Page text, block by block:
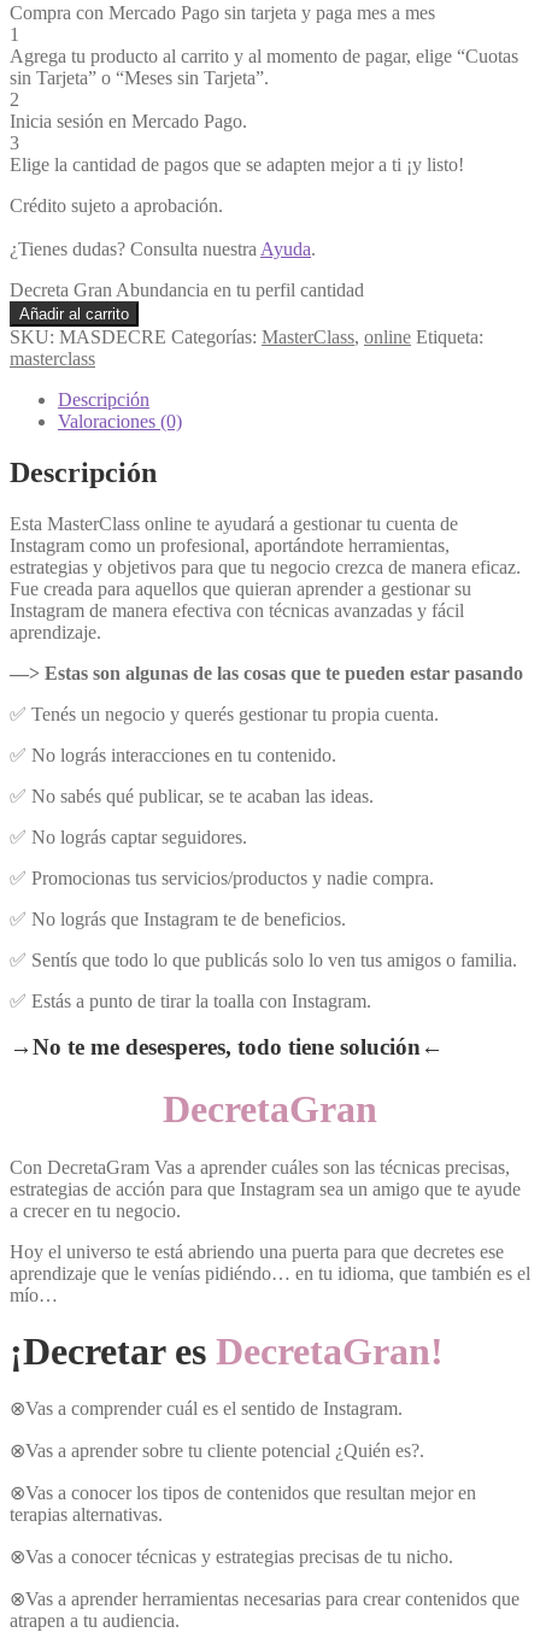
Compra con Mercado Pago sin tarjeta y paga mes a mes
1
Agrega tu producto al carrito y al momento de pagar, elige “Cuotas
sin Tarjeta” o “Meses sin Tarjeta”.
2
Inicia sesión en Mercado Pago.
3
Elige la cantidad de pagos que se adapten mejor a ti ¡y listo!
Crédito sujeto a aprobación.
¿Tienes dudas? Consulta nuestra Ayuda.
Decreta Gran Abundancia en tu perfil cantidad
Añadir al carrito
SKU: MASDECRE Categorías: MasterClass, online Etiqueta:
masterclass
Descripción
Valoraciones (0)
Descripción
Esta MasterClass online te ayudará a gestionar tu cuenta de
Instagram como un profesional, aportándote herramientas,
estrategias y objetivos para que tu negocio crezca de manera eficaz.
Fue creada para aquellos que quieran aprender a gestionar su
Instagram de manera efectiva con técnicas avanzadas y fácil
aprendizaje.
—> Estas son algunas de las cosas que te pueden estar pasando
✅ Tenés un negocio y querés gestionar tu propia cuenta.
✅ No lográs interacciones en tu contenido.
✅ No sabés qué publicar, se te acaban las ideas.
✅ No lográs captar seguidores.
✅ Promocionas tus servicios/productos y nadie compra.
✅ No lográs que Instagram te de beneficios.
✅ Sentís que todo lo que publicás solo lo ven tus amigos o familia.
✅ Estás a punto de tirar la toalla con Instagram.
→No te me desesperes, todo tiene solución←
DecretaGran
Con DecretaGram Vas a aprender cuáles son las técnicas precisas,
estrategias de acción para que Instagram sea un amigo que te ayude
a crecer en tu negocio.
Hoy el universo te está abriendo una puerta para que decretes ese
aprendizaje que le venías pidiéndo… en tu idioma, que también es el
mío…
¡Decretar es DecretaGran!
⊗Vas a comprender cuál es el sentido de Instagram.
⊗Vas a aprender sobre tu cliente potencial ¿Quién es?.
⊗Vas a conocer los tipos de contenidos que resultan mejor en
terapias alternativas.
⊗Vas a conocer técnicas y estrategias precisas de tu nicho.
⊗Vas a aprender herramientas necesarias para crear contenidos que
atrapen a tu audiencia.